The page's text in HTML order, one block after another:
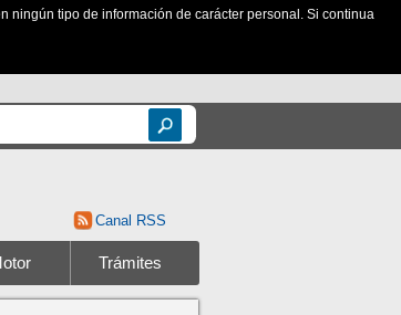
ningún tipo de información de carácter personal. Si continua
Canal RSS
Trámites